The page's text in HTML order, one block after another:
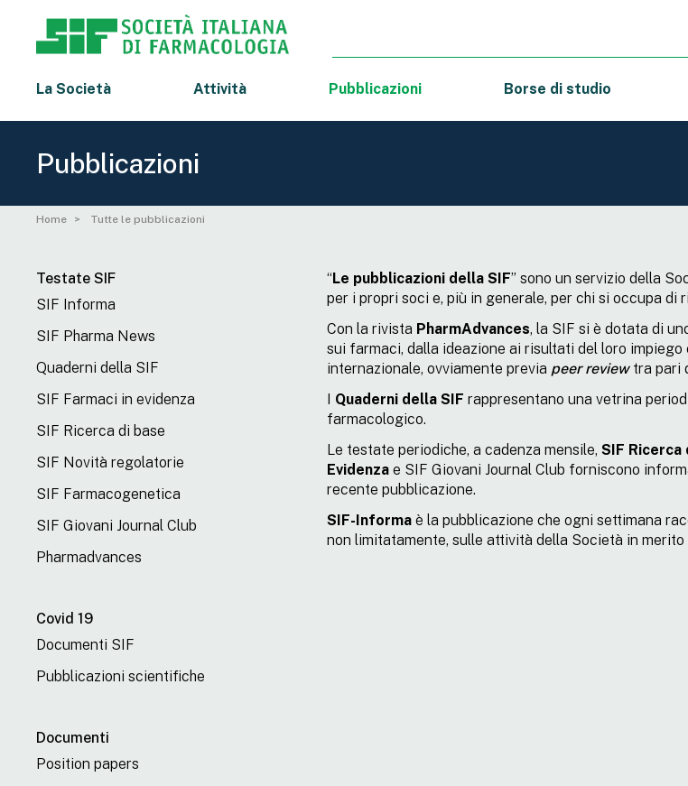
La Società Attività Pubblicazioni Borse di studio
Pubblicazioni
Home Tutte le pubblicazioni
Testate SIF
SIF Informa
SIF Pharma News
Quaderni della SIF
SIF Farmaci in evidenza
SIF Ricerca di base
SIF Novità regolatorie
SIF Farmacogenetica
SIF Giovani Journal Club
Pharmadvances
Covid 19
Documenti SIF
Pubblicazioni scientifiche
Documenti
Position papers
“ Le pubblicazioni della SIF” sono un servizio della
per i propri soci e, più in generale, per chi si occupa di
Con la rivista PharmAdvances, la SIF si è dotata di
sui farmaci, dalla ideazione ai risultati del loro
internazionale, ovviamente previa peer reviewtra pari
Quaderni della SIF rappresentano una vetrina
farmacologico.
Le testate periodiche, a cadenza mensile, SIF Ricerca
Evidenza e SIF Giovani Journal Club forniscono
recente pubblicazione.
SIF-Informa è la pubblicazione che ogni settimana
non limitatamente, sulle attività della Società in